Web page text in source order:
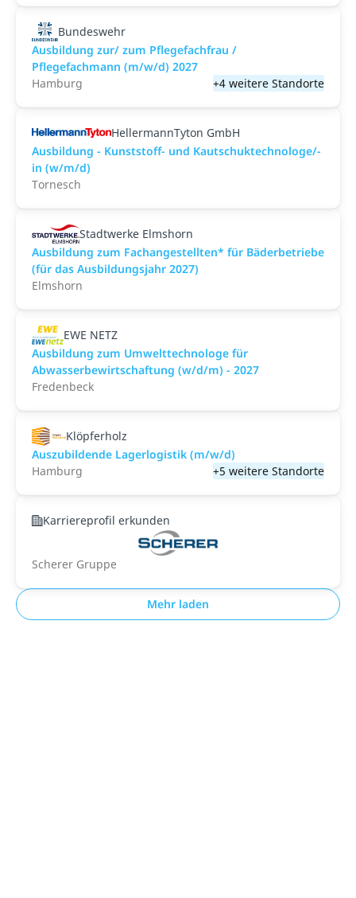
Bundeswehr
Ausbildung zur/ zum Pflegefachfrau /
Pflegefachmann (m/w/d) 2027
Hamburg
+4 weitere Standorte
HellermannTyton GmbH
Ausbildung - Kunststoff- und Kautschuktechnologe/-
in (w/m/d)
Tornesch
Stadtwerke Elmshorn
Ausbildung zum Fachangestellten* für Bäderbetriebe
(für das Ausbildungsjahr 2027)
Elmshorn
EWE NETZ
Ausbildung zum Umwelttechnologe für
Abwasserbewirtschaftung (w/d/m) - 2027
Fredenbeck
Klöpferholz
Auszubildende Lagerlogistik (m/w/d)
Hamburg
+5 weitere Standorte
Karriereprofil erkunden
Scherer Gruppe
Mehr laden